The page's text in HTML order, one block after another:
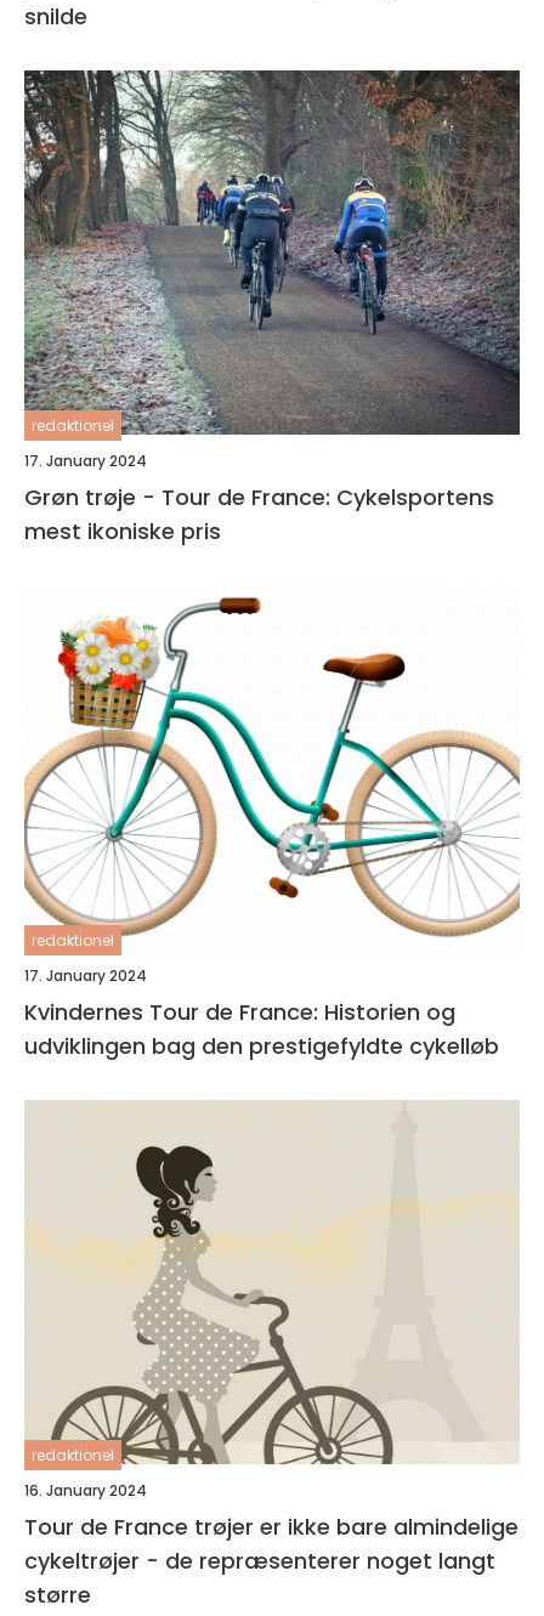
snilde
redaktionel
17. January 2024
Grøn trøje - Tour de France: Cykelsportens
mest ikoniske pris
redaktionel
17. January 2024
Kvindernes Tour de France: Historien og
udviklingen bag den prestigefyldte cykelløb
redaktionel
16. January 2024
Tour de France trøjer er ikke bare almindelige
cykeltrøjer - de repræsenterer noget langt
større